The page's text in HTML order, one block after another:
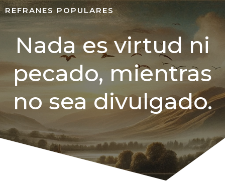
REFRANES POPULARES
Nada es virtud ni
pecado, mientras
no sea divulgado.